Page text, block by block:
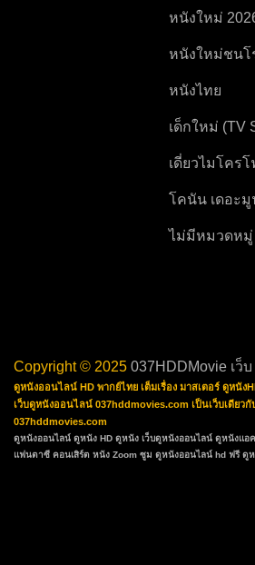
หนังใหม่
หนังใหม่ชนโ
หนังไทย
เด็กใหม่ (TV
เดี่ยวไมโคร
โคนัน เดอะ
ไม่มีหมวดหมู่
Copyright © 2025 037HDDMovie เ
ดูหนังออนไลน์ HD พากย์ไทย เต็มเรื่อง มาสเตอร์ ดูหนั
เว็บดูหนังออนไลน์ 037hddmovies.com เป็นเว็บเดียว
037hddmovies.com
ดูหนังออนไลน์ ดูหนัง HD ดูหนัง เว็บดูหนังออนไลน์ ดูหนังแอ
แฟนตาซี คอนเสิร์ต หนัง Zoom ซูม ดูหนังออนไลน์ hd ฟรี ดูห